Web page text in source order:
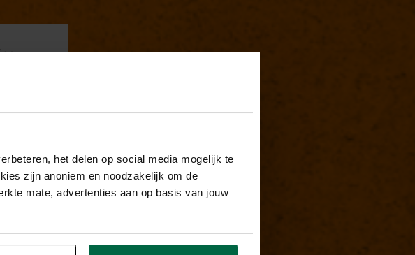
het delen op social media mogelijk te
zijn anoniem en noodzakelijk om de
mate, advertenties aan op basis van jouw